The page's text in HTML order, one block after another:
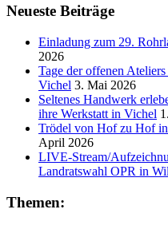
Neueste Beiträge
Einladung zum 29.
2026
Tage der offenen
Vichel 3. Mai 2026
Seltenes Handwerk
ihre Werkstatt in Vichel
Trödel von Hof zu Hof
April 2026
LIVE-Stream/
Landratswahl OPR in
Themen: